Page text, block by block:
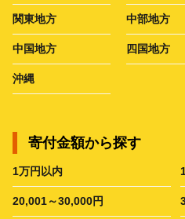
関東地方 中部地方
中国地方 四国地方
沖縄
寄付金額から探す
1万円以内
20,001～30,000円